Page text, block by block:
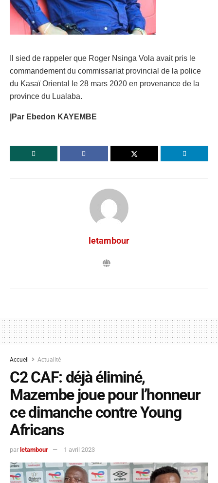
Il sied de rappeler que Roger Nsinga Vola avait pris le
commandement du commissariat provincial de la police
du Kasaï Oriental le 28 mars 2020 en provenance de la
province du Lualaba.
|Par Ebedon KAYEMBE
letambour
Accueil Actualité
C2 CAF: déjà éliminé,
Mazembe joue pour l’honneur
ce dimanche contre Young
Africans
par letambour 1 avril 2023